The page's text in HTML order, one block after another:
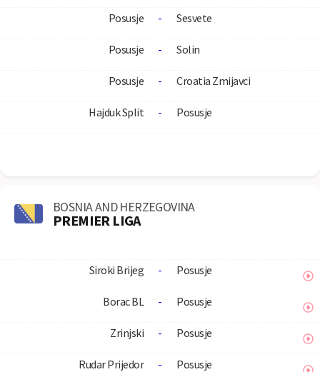
Posusje - Sesvete
Posusje - Solin
Posusje - Croatia Zmijavci
Hajduk Split - Posusje
BOSNIA AND HERZEGOVINA
PREMIER LIGA
Siroki Brijeg - Posusje
Borac BL - Posusje
Zrinjski - Posusje
Rudar Prijedor - Posusje